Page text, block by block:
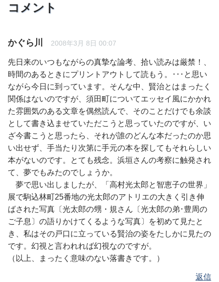
コメント
かぐら川 2008年3月 8日 00:07
先日来のいつもながらの真摯な論考、拾い読みは厳禁！、
時間のあるときにプリントアウトして読もう。･･･と思い
ながら今日に到っています。そんな中、賢治とはまったく
関係はないのですが、須田町についてエッセイ風にかかれ
た雰囲気のある文章を偶然読んで、そのことだけでも余談
として書き込ませていただこうと思っていたのですが、い
ざ今書こうと思ったら、それが誰のどんな本だったのか思
い出せず、手当たり次第に手元の本を探してもそれらしい
本がないのです。とても残念。浜垣さんの考察に触発され
て、夢でもみたのでしょうか。
夢で思い出しましたが、「高村光太郎と智恵子の世界」
展で駒込林町25番地の光太郎のアトリエの大きく引き伸
ばされた写真〔光太郎の甥・規さん〔光太郎の弟･豊周の
ご子息〕の語りかけてくるような写真〕を初めて見たと
き、私はその戸口に立っている賢治の姿をたしかに見たの
です。幻視と言われれば幻視なのですが。
（以上、まったく意味のない落書きです。）
返信